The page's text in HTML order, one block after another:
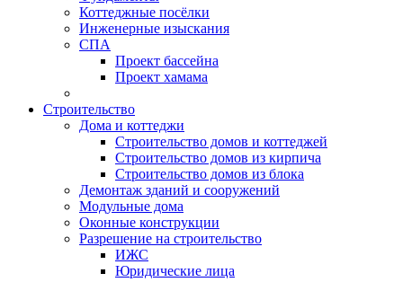
Коттеджные посёлки
Инженерные изыскания
СПА
Проект бассейна
Проект хамама
Строительство
Дома и коттеджи
Строительство домов и коттеджей
Строительство домов из кирпича
Строительство домов из блока
Демонтаж зданий и сооружений
Модульные дома
Оконные конструкции
Разрешение на строительство
ИЖС
Юридические лица